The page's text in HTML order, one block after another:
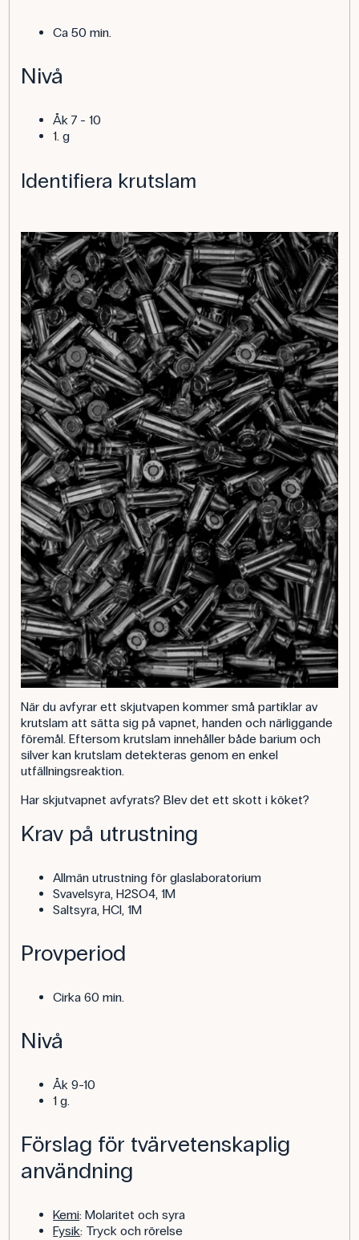
Ca 50 min.
Nivå
Åk 7 - 10
1. g
Identifiera krutslam
När du avfyrar ett skjutvapen kommer små partiklar av
krutslam att sätta sig på vapnet, handen och närliggande
föremål. Eftersom krutslam innehåller både barium och
silver kan krutslam detekteras genom en enkel
utfällningsreaktion.
Har skjutvapnet avfyrats? Blev det ett skott i köket?
Krav på utrustning
Allmän utrustning för glaslaboratorium
Svavelsyra, H2SO4, 1M
Saltsyra, HCl, 1M
Provperiod
Cirka 60 min.
Nivå
Åk 9-10
1 g.
Förslag för tvärvetenskaplig
användning
Kemi: Molaritet och syra
Fysik: Tryck och rörelse